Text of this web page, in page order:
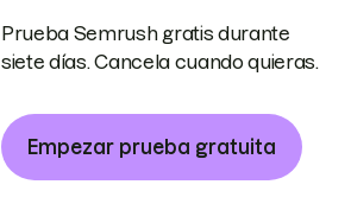
Prueba Semrush gratis durante
siete días. Cancela cuando quieras.
Empezar prueba gratuita